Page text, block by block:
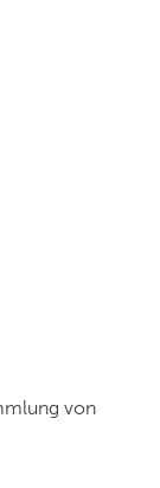
von